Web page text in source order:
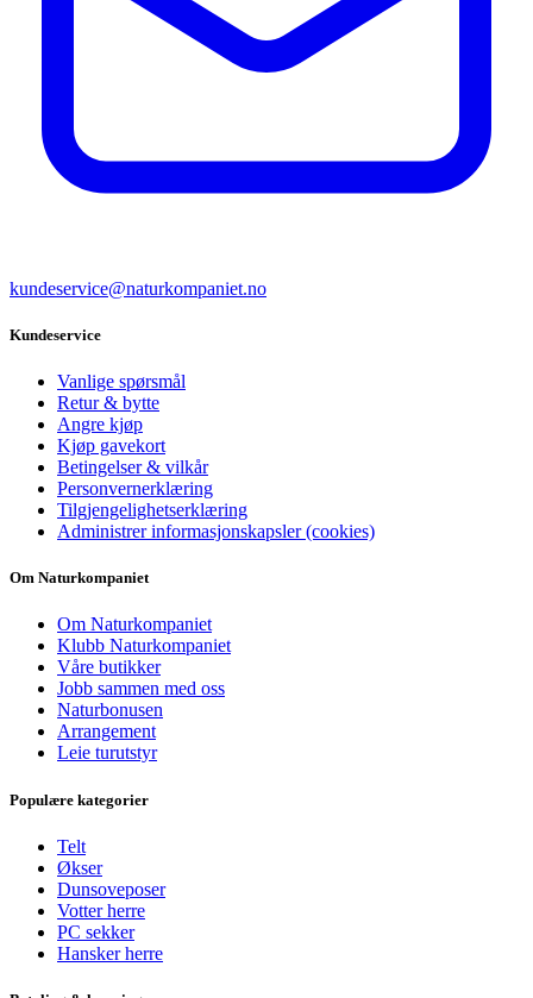
kundeservice@naturkompaniet.no
Kundeservice
Vanlige spørsmål
Retur & bytte
Angre kjøp
Kjøp gavekort
Betingelser & vilkår
Personvernerklæring
Tilgjengelighetserklæring
Administrer informasjonskapsler (cookies)
Om Naturkompaniet
Om Naturkompaniet
Klubb Naturkompaniet
Våre butikker
Jobb sammen med oss
Naturbonusen
Arrangement
Leie turutstyr
Populære kategorier
Telt
Økser
Dunsoveposer
Votter herre
PC sekker
Hansker herre